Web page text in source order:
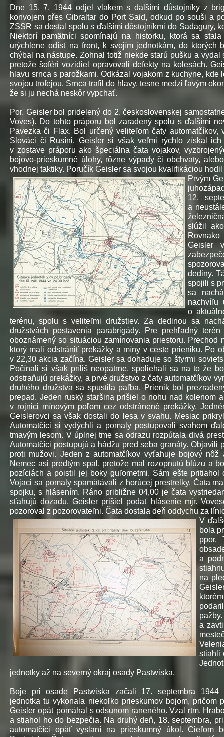
Dne 15. 7. 1944 odjel vlakem s dalšími důstojníky z
konvojem přes Gibraltar do Port Said, odkud po souši a
ZSSR sa dostal spolu s ďalšími dôstojníkmi do Sadagury,
Niektorí pamätníci spomínajú na historku, ktorá sa
urýchlene odísť na front, k svojím jednotkám, do
chýbal na nástupe. Zohnal totiž niekde starú pušku a
pretože šoféri vozidiel opravovali defekty na kolesách.
hlavu srnca s parožkami. Odkázal vojakom z kuchyne,
svojou trofejou. Srnca trafil do hlavy, tesne medzi ľavým
že si ju nechá neskôr vypchať.
Por. Geisler bol pridelený do 2. československej
Voves). Do tohto práporu bol zaradený spolu s ďalšími
Pavezka či Flax. Bol určený veliteľom čaty
Slováci či Rusíni. Geisler si však veľmi rýchlo získal
v zostave práporu ako špeciálna čata vojakov,
bojovo-prieskumné úlohy, rôzne výpady či obchvaty,
vhodnej taktiky. Poručík Geisler sa svojou kvalifikáciou hodil
Prvým
12.
a
slúžil
Geisler
dediny.
spojili s
sa
nachvíľu
o
terénu, spolu s veliteľmi družstiev. Za dedinou sa
družstvách postavenia parabrigády. Pre prehľadný
oboznámený so situáciou zamínovania priestoru.
ktorý mali odstrániť prekážky a míny v ceste prieniku. Po
v 22,30 akcia začína. Geisler sa dohaduje so štyrmi
Počínali si však príliš neopatrne, spoliehali sa na to že
odstraňujú prekážky, a prvé družstvo z čaty automatčíkov
druhého družstva sa spustila paľba. Prienik bol
prepad. Jeden ruský staršina prišiel o nohu nad kolenom
v rojnici mínovým poľom cez odstránené prekážky.
Geislerovci sa však dostali do lesa v svahu. Mesiac
Automatčíci si vydýchli a pomaly postupovali svahom
tmavým lesom. V úplnej tme sa odrazu rozpútala divá
Automatčíci postupujú a hádžu pred seba granáty.
proti mužovi. Jeden z automatčíkov vyťahuje bojový
Nemec asi predtým spal, pretože mal rozopnutú blúzu a
pozíciách a poistil jej boky guľometmi. Sám ešte
Vojaci sa pomaly spamätávali z horúcej prestrelky. Čata
spojku, s hlásením. Ráno približne 04,00 je čata
sťahujú dozadu. Geisler prišiel podať hlásenie mjr.
pozoroval z pozorovateľni. Čata dostala deň oddychu za
V
bola
ppor.
a
na
a
stiahli
jednotky až na severný okraj osady Pastwiska.
Boje pri osade Pastwiska začali 17. septembra 1944
jednotka tu vykonala niekoľko prieskumov bojom, pričom
Geisler opäť pomáhal s odsunom raneného. Vzal rtm.
a stiahol ho do bezpečia. Na druhý deň, 18. septembra,
automatčíci opäť vyslaní na prieskumný úkol. Cieľom